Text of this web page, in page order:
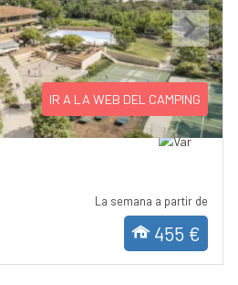
Next
IR A LA WEB DEL CAMPING
La semana a partir de
455 €